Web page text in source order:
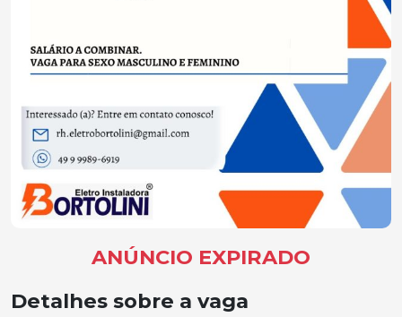
ANÚNCIO EXPIRADO
Detalhes sobre a vaga